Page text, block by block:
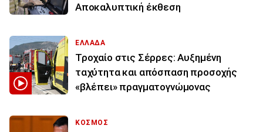
Αποκαλυπτική έκθεση
ΕΛΛΑΔΑ
Τροχαίο στις Σέρρες: Αυξημένη
ταχύτητα και απόσπαση προσοχής
«βλέπει» πραγματογνώμονας
ΚΟΣΜΟΣ